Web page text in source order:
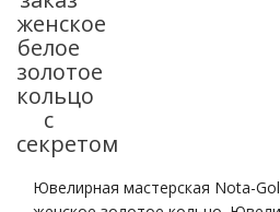
женское
белое
золотое
кольцо
с
секретом
Ювелирная мастерская Nota-